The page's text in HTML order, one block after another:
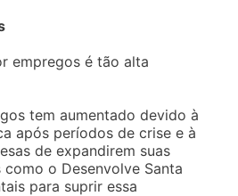
empregos é tão alta
tem aumentado devido à
após períodos de crise e à
de expandirem suas
o Desenvolve Santa
para suprir essa